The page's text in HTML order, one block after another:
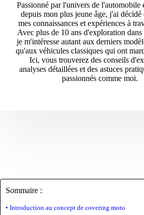
Passionné par l'univers de l'automobile
depuis mon plus jeune âge, j'ai décidé
mes connaissances et expériences à
Avec plus de 10 ans d'exploration dans
je m'intéresse autant aux derniers
qu'aux véhicules classiques qui ont
Ici, vous trouverez des conseils
analyses détaillées et des astuces
passionnés comme moi.
Sommaire :
Introduction au concept de covering moto